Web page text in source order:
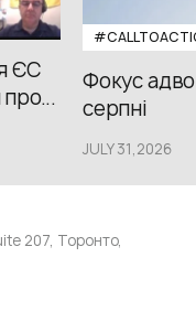
ЄС
Фокус
серпні
JULY 31,2026
207, Торонто,